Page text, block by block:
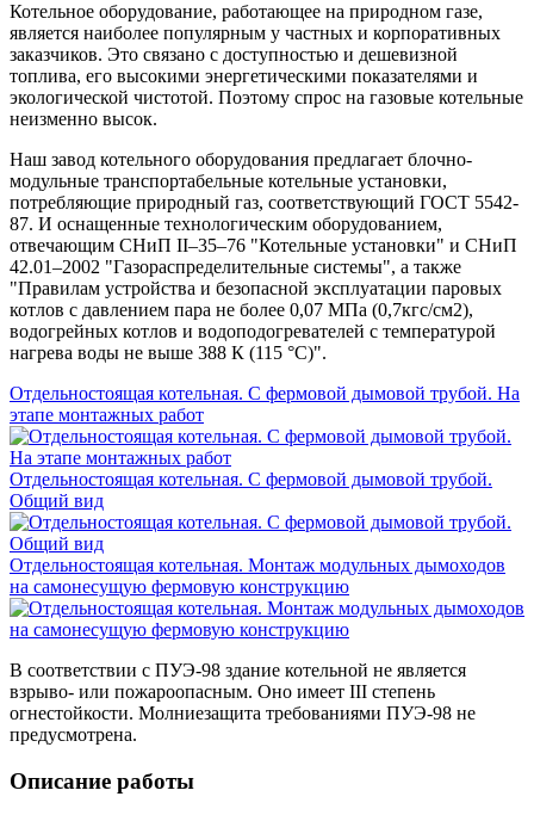
Котельное оборудование, работающее на природном газе,
является наиболее популярным у частных и корпоративных
заказчиков. Это связано с доступностью и дешевизной
топлива, его высокими энергетическими показателями и
экологической чистотой. Поэтому спрос на газовые котельные
неизменно высок.
Наш завод котельного оборудования предлагает блочно-
модульные транспортабельные котельные установки,
потребляющие природный газ, соответствующий ГОСТ 5542-
87. И оснащенные технологическим оборудованием,
отвечающим СНиП II–35–76 "Котельные установки" и СНиП
42.01–2002 "Газораспределительные системы", а также
"Правилам устройства и безопасной эксплуатации паровых
котлов с давлением пара не более 0,07 МПа (0,7кгс/см2),
водогрейных котлов и водоподогревателей с температурой
нагрева воды не выше 388 К (115 °С)".
Отдельностоящая котельная. С фермовой дымовой трубой. На
этапе монтажных работ
Отдельностоящая котельная. С фермовой дымовой трубой.
Общий вид
Отдельностоящая котельная. Монтаж модульных дымоходов
на самонесущую фермовую конструкцию
В соответствии с ПУЭ-98 здание котельной не является
взрыво- или пожароопасным. Оно имеет III степень
огнестойкости. Молниезащита требованиями ПУЭ-98 не
предусмотрена.
Описание работы